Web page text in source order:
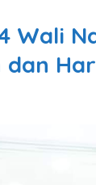
Wali
dan